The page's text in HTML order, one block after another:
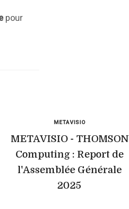
pour
METAVISIO
METAVISIO - THOMSON
Computing : Report de
l'Assemblée Générale
2025